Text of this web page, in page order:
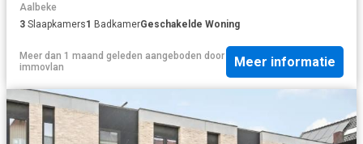
Aalbeke
3 Slaapkamers1 BadkamerGeschakelde Woning
Meer dan 1 maand geleden aangeboden door
immovlan
Meer informatie